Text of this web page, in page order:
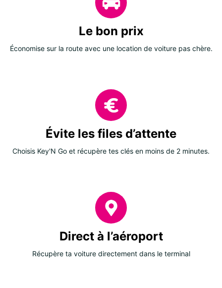
Le bon prix
Économise sur la route avec une location de voiture pas chère.
Évite les files d’attente
Choisis Key'N Go et récupère tes clés en moins de 2 minutes.
Direct à l’aéroport
Récupère ta voiture directement dans le terminal